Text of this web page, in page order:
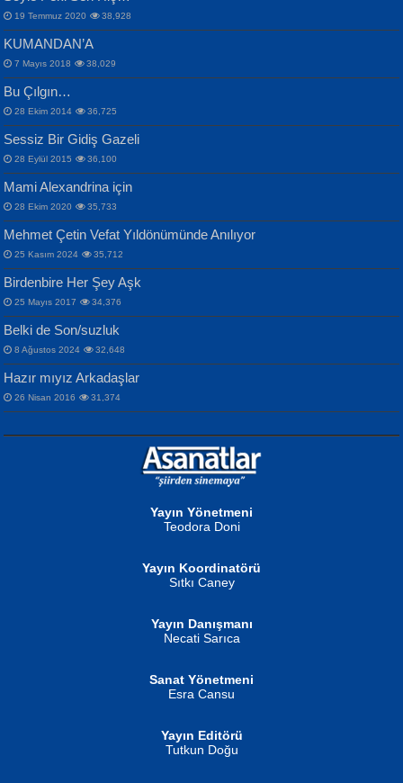
İPEK ACAR SERT
Gazze’nin Şecaati, Ümmetin İmtihanı...
MAHMUT GÜRBÜZ
İbrahim Olmak ve Bitirebilmek...
NURAN KÖSE BAYDAR
Selahattin Yıldız
İdrakimle Üşürken...
Songül Özel
Mahzen...
Ben Deniz Değilim ki...
ERDEM BAYAZIT
Sana, Bana, Vatanıma, Ülkemin
İnsanlarına Dair...
NAZIM HİKMET RAN
Bir Cezaevinde, Tecritteki Adamın
Mektupları...
19 Temmuz 2020 38,928
KUMANDAN’A
7 Mayıs 2018 38,029
Bu Çılgın…
28 Ekim 2014 36,725
Sessiz Bir Gidiş Gazeli
28 Eylül 2015 36,100
Mami Alexandrina için
28 Ekim 2020 35,733
Mehmet Çetin Vefat Yıldönümünde Anılıyor
25 Kasım 2024 35,712
Birdenbire Her Şey Aşk
25 Mayıs 2017 34,376
Belki de Son/suzluk
8 Ağustos 2024 32,648
Hazır mıyız Arkadaşlar
26 Nisan 2016 31,374
Yayın Yönetmeni
Teodora Doni
Yayın Koordinatörü
Sıtkı Caney
Yayın Danışmanı
Necati Sarıca
Sanat Yönetmeni
Esra Cansu
Yayın Editörü
Tutkun Doğu